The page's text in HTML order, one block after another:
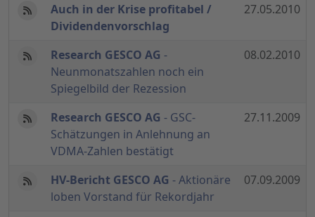
Auch in der Krise profitabel /
Dividendenvorschlag
27.05.2010
Research GESCO AG -
Neunmonatszahlen noch ein
Spiegelbild der Rezession
08.02.2010
Research GESCO AG - GSC-
Schätzungen in Anlehnung an
VDMA-Zahlen bestätigt
27.11.2009
HV-Bericht GESCO AG - Aktionäre
loben Vorstand für Rekordjahr
07.09.2009